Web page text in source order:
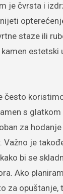
je čvrsta i
staze ili
estetski
često
s
za hodanje
Važno je
bi se
Ako
za opuštanje,